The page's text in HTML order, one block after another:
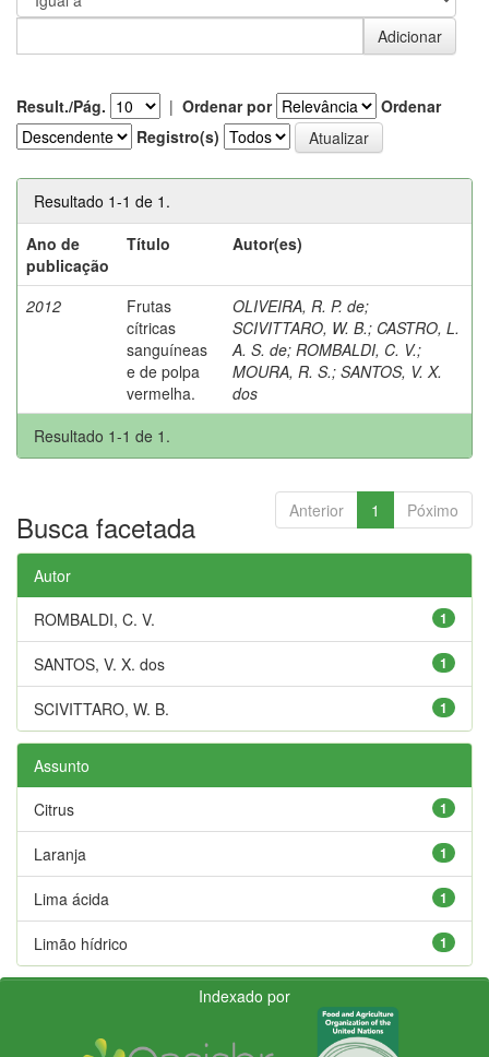
Result./Pág. | Ordenar por
Ordenar
Registro(s)
Resultado 1-1 de 1.
Ano de
publicação
Título Autor(es)
2012
Frutas
cítricas
sanguíneas
e de polpa
vermelha.
OLIVEIRA, R. P. de;
SCIVITTARO, W. B.; CASTRO, L.
A. S. de; ROMBALDI, C. V.;
MOURA, R. S.; SANTOS, V. X.
dos
Resultado 1-1 de 1.
Anterior 1 Póximo
Busca facetada
Autor
1
ROMBALDI, C. V.
1
SANTOS, V. X. dos
1
SCIVITTARO, W. B.
Assunto
1
Citrus
1
Laranja
1
Lima ácida
1
Limão hídrico
Indexado por